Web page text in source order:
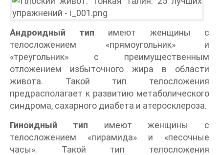
Андроидный тип имеют женщины с
телосложением «прямоугольник» и
«треугольник» с преимущественным
отложением избыточного жира в области
живота. Такой тип телосложения
предрасполагает к развитию метаболического
синдрома, сахарного диабета и атеросклероза.
Гиноидный тип имеют женщины с
телосложением «пирамида» и «песочные
часы». Такой тип телосложения